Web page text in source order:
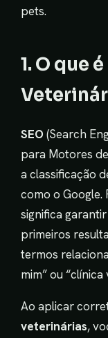
pets.
1. O que
SEO (Search
para Motores
a classificação
como o Google.
significa
primeiros
termos
mim” ou
Ao aplicar
veterinárias,